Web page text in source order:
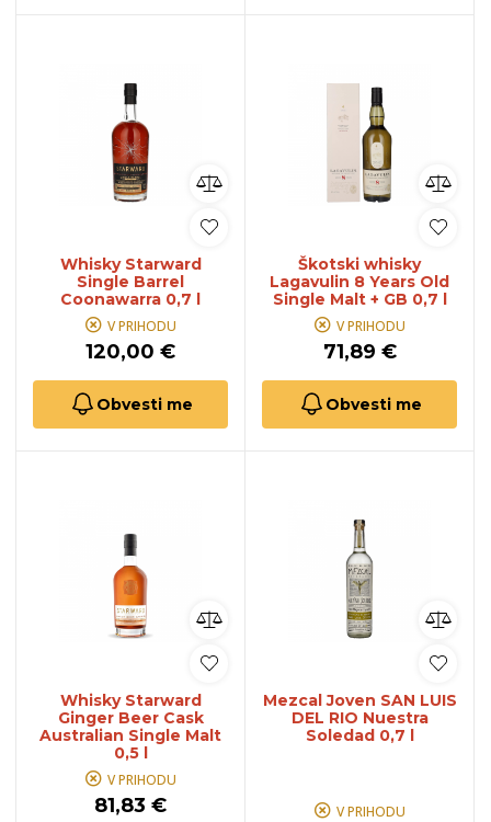
Whisky Starward
Single Barrel
Coonawarra 0,7 l
V PRIHODU
120,00 €
Obvesti me
Škotski whisky
Lagavulin 8 Years Old
Single Malt + GB 0,7 l
V PRIHODU
71,89 €
Obvesti me
Whisky Starward
Ginger Beer Cask
Australian Single Malt
0,5 l
V PRIHODU
81,83 €
Mezcal Joven SAN LUIS
DEL RIO Nuestra
Soledad 0,7 l
V PRIHODU